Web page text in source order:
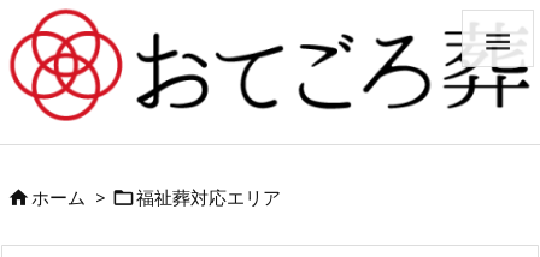

ホーム > 福祉葬対応エリア